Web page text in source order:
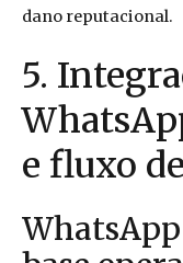
dano reputacional.
5.
e fluxo